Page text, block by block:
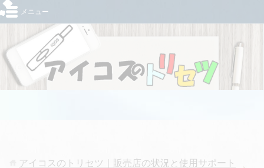
メニュー
アイコスのトリセツ｜販売店の状況と使用サポート